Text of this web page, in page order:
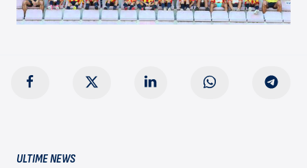
ULTIME NEWS